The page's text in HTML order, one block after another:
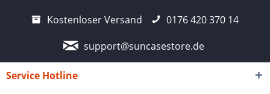
Kostenloser Versand
0176 420 370 14
support@suncasestore.de
Service Hotline